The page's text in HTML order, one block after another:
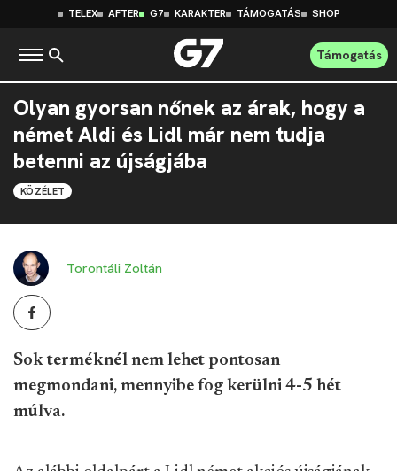
TELEX AFTER G7 KARAKTER TÁMOGATÁS SHOP
Támogatás
Olyan gyorsan nőnek az árak, hogy a
német Aldi és Lidl már nem tudja
betenni az újságjába
KÖZÉLET
Torontáli Zoltán
Sok terméknél nem lehet pontosan
megmondani, mennyibe fog kerülni 4-5 hét
múlva.